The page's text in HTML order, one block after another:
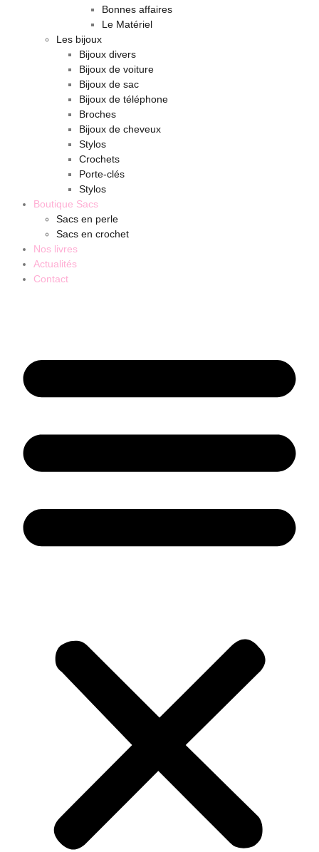
Bonnes affaires
Le Matériel
Les bijoux
Bijoux divers
Bijoux de voiture
Bijoux de sac
Bijoux de téléphone
Broches
Bijoux de cheveux
Stylos
Crochets
Porte-clés
Stylos
Boutique Sacs
Sacs en perle
Sacs en crochet
Nos livres
Actualités
Contact